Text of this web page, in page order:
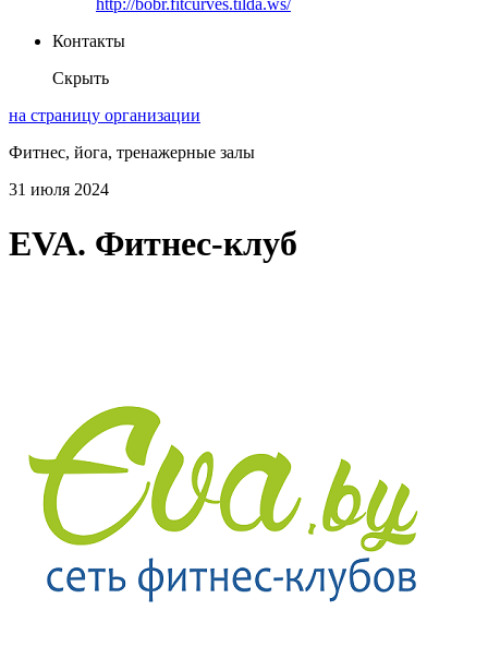
http://bobr.fitcurves.tilda.ws/
Контакты
Скрыть
на страницу организации
Фитнес, йога, тренажерные залы
31 июля 2024
EVA. Фитнес-клуб